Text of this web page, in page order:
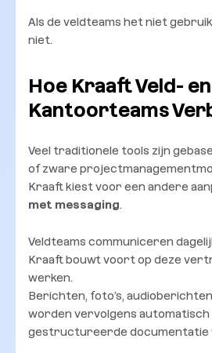
Als de veldteams het niet
niet.
Hoe Kraaft Veld- en
Kantoorteams
Veel traditionele tools zijn
of zware
Kraaft kiest voor een andere
met messaging.
Veldteams communiceren
Kraaft bouwt voort op deze
werken.
Berichten, foto’s,
worden vervolgens automatisch
gestructureerde documentatie